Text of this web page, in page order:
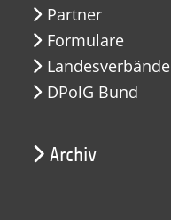
Partner
Formulare
Landesverbände
DPolG Bund
Archiv